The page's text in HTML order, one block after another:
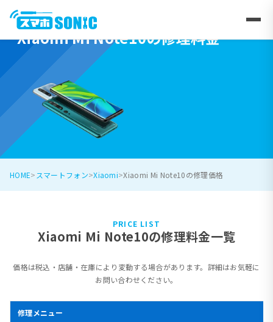
Xiaomi Mi Note10の修理料金
HOME スマートフォン Xiaomi Xiaomi Mi Note10の修理価格
PRICE LIST
Xiaomi Mi Note10の修理料金一覧
価格は税込・店舗・在庫により変動する場合があります。詳細はお気軽に
お問い合わせください。
修理メニュー